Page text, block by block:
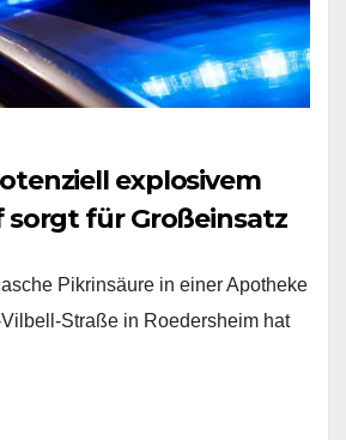
explosivem
für Großeinsatz
Pikrinsäure in einer Apotheke
Straße in Roedersheim hat